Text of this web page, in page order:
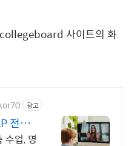
사이트의 화
광고
전문
수업, 명